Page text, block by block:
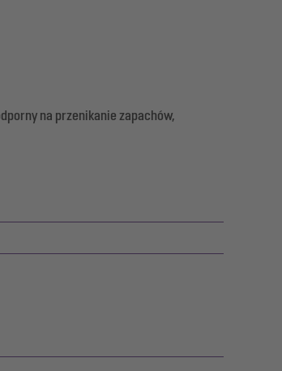
na przenikanie zapachów,